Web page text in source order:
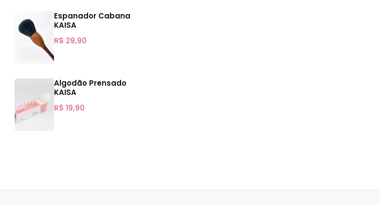
Espanador Cabana
KAISA
R$ 29,90
Algodão Prensado
KAISA
R$ 19,90